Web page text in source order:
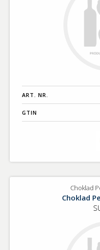
ART. NR.
GTIN
Choklad
Choklad